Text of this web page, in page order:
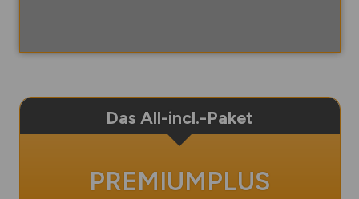
Das All-incl.-Paket
PREMIUMPLUS